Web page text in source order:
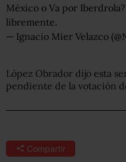
México o Va por
libremente.
— Ignacio Mier Velazco
López Obrador dijo esta
pendiente de la votación
Compartir